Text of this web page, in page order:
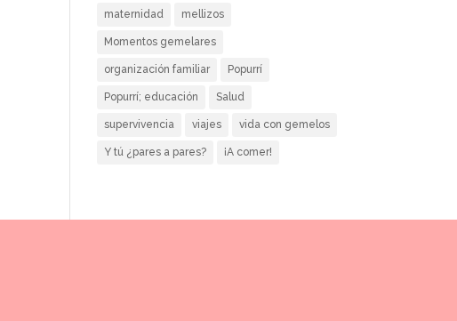
maternidad mellizos
Momentos gemelares
organización familiar Popurrí
Popurrí; educación Salud
supervivencia viajes vida con gemelos
Y tú ¿pares a pares? ¡A comer!